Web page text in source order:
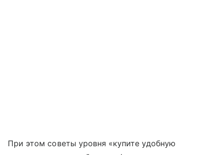
При этом советы уровня «купите удобную